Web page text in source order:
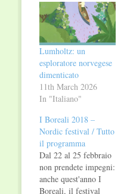
Lumholtz: un
esploratore norvegese
dimenticato
11th March 2026
In "Italiano"
I Boreali 2018 –
Nordic festival / Tutto
il programma
Dal 22 al 25 febbraio
non prendete impegni:
anche quest'anno I
Boreali, il festival